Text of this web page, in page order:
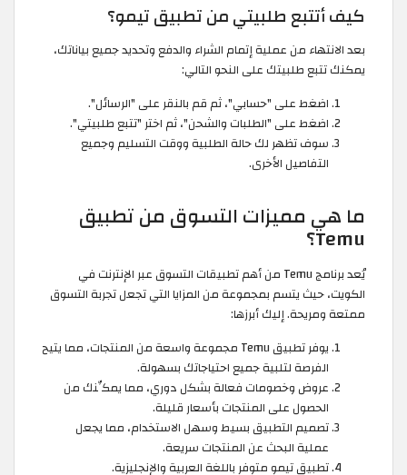
كيف أتتبع طلبيتي من تطبيق تيمو؟
بعد الانتهاء من عملية إتمام الشراء والدفع وتحديد جميع بياناتك،
يمكنك تتبع طلبيتك على النحو التالي:
اضغط على "حسابي"، ثم قم بالنقر على "الرسائل".
اضغط على "الطلبات والشحن"، ثم اختر "تتبع طلبيتي".
سوف تظهر لك حالة الطلبية ووقت التسليم وجميع
التفاصيل الأخرى.
ما هي مميزات التسوق من تطبيق
Temu؟
يُعد برنامج Temu من أهم تطبيقات التسوق عبر الإنترنت في
الكويت، حيث يتسم بمجموعة من المزايا التي تجعل تجربة التسوق
ممتعة ومريحة. إليك أبرزها:
يوفر تطبيق Temu مجموعة واسعة من المنتجات، مما يتيح
الفرصة لتلبية جميع احتياجاتك بسهولة.
عروض وخصومات فعالة بشكل دوري، مما يمكِّنك من
الحصول على المنتجات بأسعار قليلة.
تصميم التطبيق بسيط وسهل الاستخدام، مما يجعل
عملية البحث عن المنتجات سريعة.
تطبيق تيمو متوفر باللغة العربية والإنجليزية.